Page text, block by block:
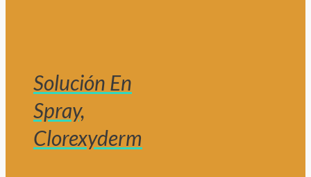
Solución En
Spray,
Clorexyderm